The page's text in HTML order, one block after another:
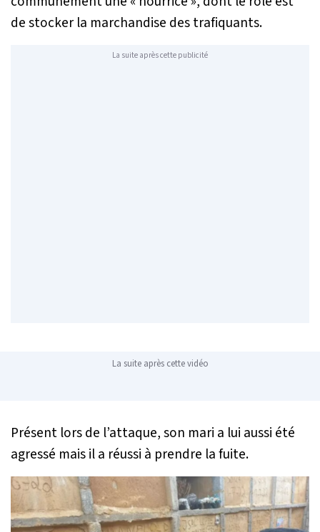
de stocker la marchandise des trafiquants.
La suite après cette publicité
La suite après cette vidéo
Présent lors de l’attaque, son mari a lui aussi été
agressé mais il a réussi à prendre la fuite.